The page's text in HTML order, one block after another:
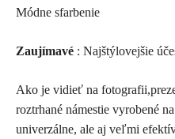
Módne sfarbenie
Zaujímavé : Najštýlovejšie
Ako je vidieť na
roztrhané námestie vyrobené
univerzálne, ale aj veľmi